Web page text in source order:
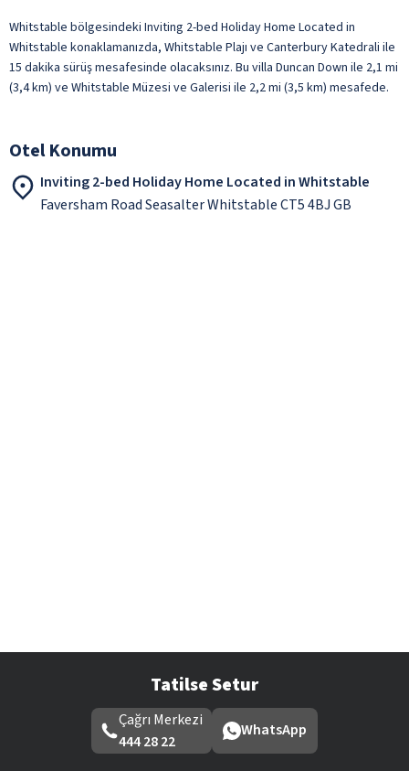
Whitstable bölgesindeki Inviting 2-bed Holiday Home Located in
Whitstable konaklamanızda, Whitstable Plajı ve Canterbury Katedrali ile
15 dakika sürüş mesafesinde olacaksınız. Bu villa Duncan Down ile 2,1 mi
(3,4 km) ve Whitstable Müzesi ve Galerisi ile 2,2 mi (3,5 km) mesafede.
Otel Konumu
Inviting 2-bed Holiday Home Located in Whitstable
Faversham Road Seasalter Whitstable CT5 4BJ GB
Tatilse Setur
Çağrı Merkezi
444 28 22
WhatsApp